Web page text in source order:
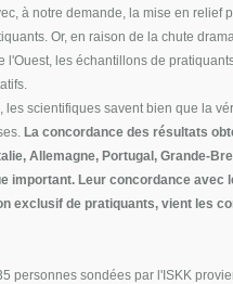
à notre demande, la mise en relief
Or, en raison de la chute
l'Ouest, les échantillons de
les scientifiques savent bien que la
La concordance des résultats
Allemagne, Portugal, Grande-
important. Leur concordance avec
exclusif de pratiquants, vient les
personnes sondées par l'ISKK